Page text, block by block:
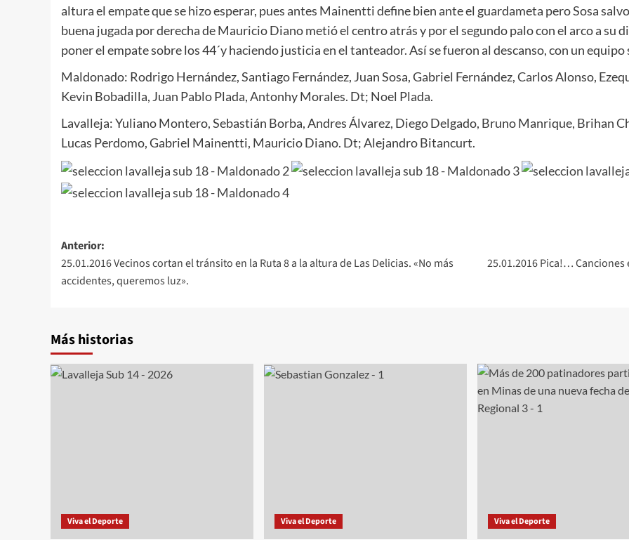
altura el empate que se hizo esperar, pues antes Mainentti define bien ante el guardameta pero Sosa
buena jugada por derecha de Mauricio Diano metió el centro atrás y por el segundo palo con el arco a
poner el empate sobre los 44´y haciendo justicia en el tanteador. Así se fueron al descanso, con un
Maldonado: Rodrigo Hernández, Santiago Fernández, Juan Sosa, Gabriel Fernández, Carlos Alonso,
Kevin Bobadilla, Juan Pablo Plada, Antonhy Morales. Dt; Noel Plada.
Lavalleja: Yuliano Montero, Sebastián Borba, Andres Álvarez, Diego Delgado, Bruno Manrique, Brihan
Lucas Perdomo, Gabriel Mainentti, Mauricio Diano. Dt; Alejandro Bitancurt.
Navegación
de
entradas
Anterior:
25.01.2016 Vecinos cortan el tránsito en la Ruta 8 a la altura de Las Delicias. «No más
accidentes, queremos luz».
25.01.2016 Pica!…
Más historias
Viva el Deporte Viva el Deporte Viva el Deporte